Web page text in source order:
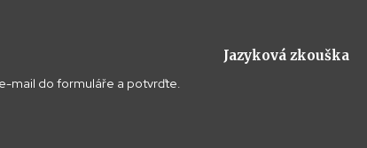
mail do formuláře a potvrďte.
Jazyková zkouška